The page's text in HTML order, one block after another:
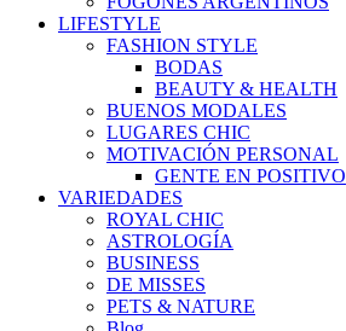
LIFESTYLE
FASHION STYLE
BODAS
BEAUTY & HEALTH
BUENOS MODALES
LUGARES CHIC
MOTIVACIÓN PERSONAL
GENTE EN POSITIVO
VARIEDADES
ROYAL CHIC
ASTROLOGÍA
BUSINESS
DE MISSES
PETS & NATURE